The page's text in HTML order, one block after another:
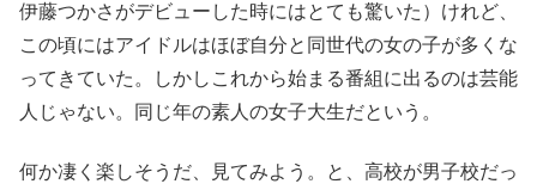
伊藤つかさがデビューした時にはとても驚いた）けれど、
この頃にはアイドルはほぼ自分と同世代の女の子が多くな
ってきていた。しかしこれから始まる番組に出るのは芸能
人じゃない。同じ年の素人の女子大生だという。
何か凄く楽しそうだ、見てみよう。と、高校が男子校だっ